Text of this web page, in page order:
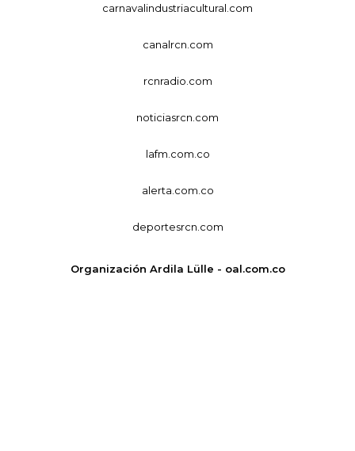
carnavalindustriacultural.com
canalrcn.com
rcnradio.com
noticiasrcn.com
lafm.com.co
alerta.com.co
deportesrcn.com
Organización Ardila Lülle - oal.com.co